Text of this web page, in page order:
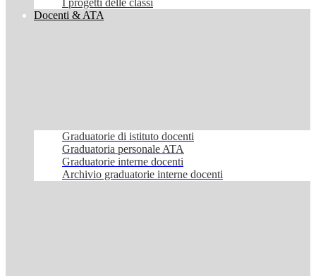
I progetti delle classi
Docenti & ATA
Graduatorie di istituto docenti
Graduatoria personale ATA
Graduatorie interne docenti
Archivio graduatorie interne docenti